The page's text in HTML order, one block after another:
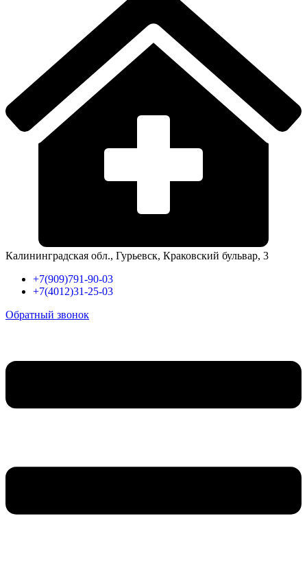
Калининградская обл., Гурьевск, Краковский бульвар, 3
+7(909)791-90-03
+7(4012)31-25-03
Обратный звонок